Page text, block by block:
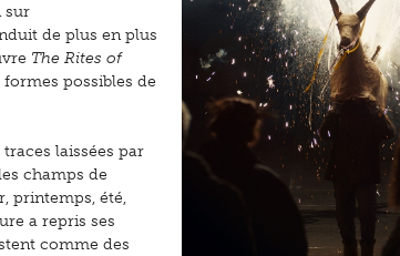
sur
de plus en plus
The Rites of
possibles de
laissées par
champs de
printemps, été,
a repris ses
comme des